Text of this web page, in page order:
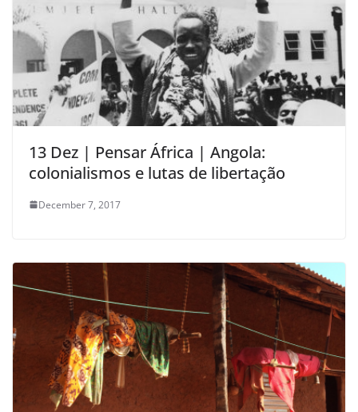
13 Dez | Pensar África | Angola:
colonialismos e lutas de libertação
December 7, 2017